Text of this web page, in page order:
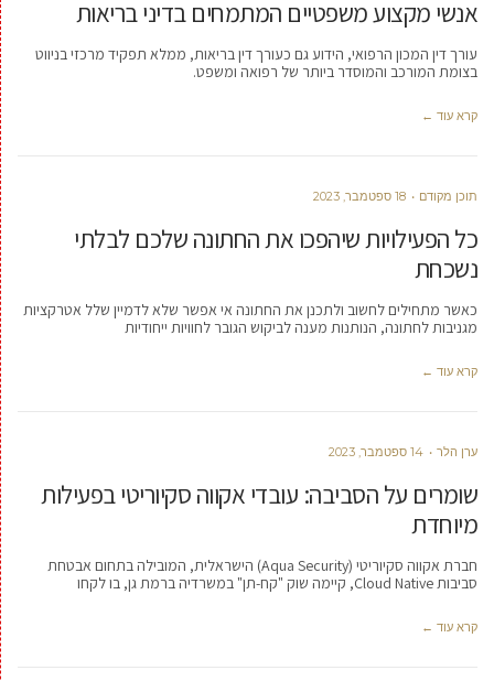
אנשי מקצוע משפטיים המתמחים בדיני בריאות
עורך דין המכון הרפואי, הידוע גם כעורך דין בריאות, ממלא תפקיד מרכזי בניווט
בצומת המורכב והמוסדר ביותר של רפואה ומשפט.
קרא עוד ←
תוכן מקודם 18 ספטמבר, 2023
כל הפעילויות שיהפכו את החתונה שלכם לבלתי
נשכחת
כאשר מתחילים לחשוב ולתכנן את החתונה אי אפשר שלא לדמיין שלל אטרקציות
מגניבות לחתונה, הנותנות מענה לביקוש הגובר לחוויות ייחודיות
קרא עוד ←
ערן הלר 14 ספטמבר, 2023
שומרים על הסביבה: עובדי אקווה סקיוריטי בפעילות
מיוחדת
חברת אקווה סקיוריטי (Aqua Security) הישראלית, המובילה בתחום אבטחת
סביבות Cloud Native, קיימה שוק "קח-תן" במשרדיה ברמת גן, בו לקחו
קרא עוד ←